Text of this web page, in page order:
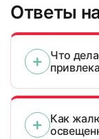
Ответы
Что
Как